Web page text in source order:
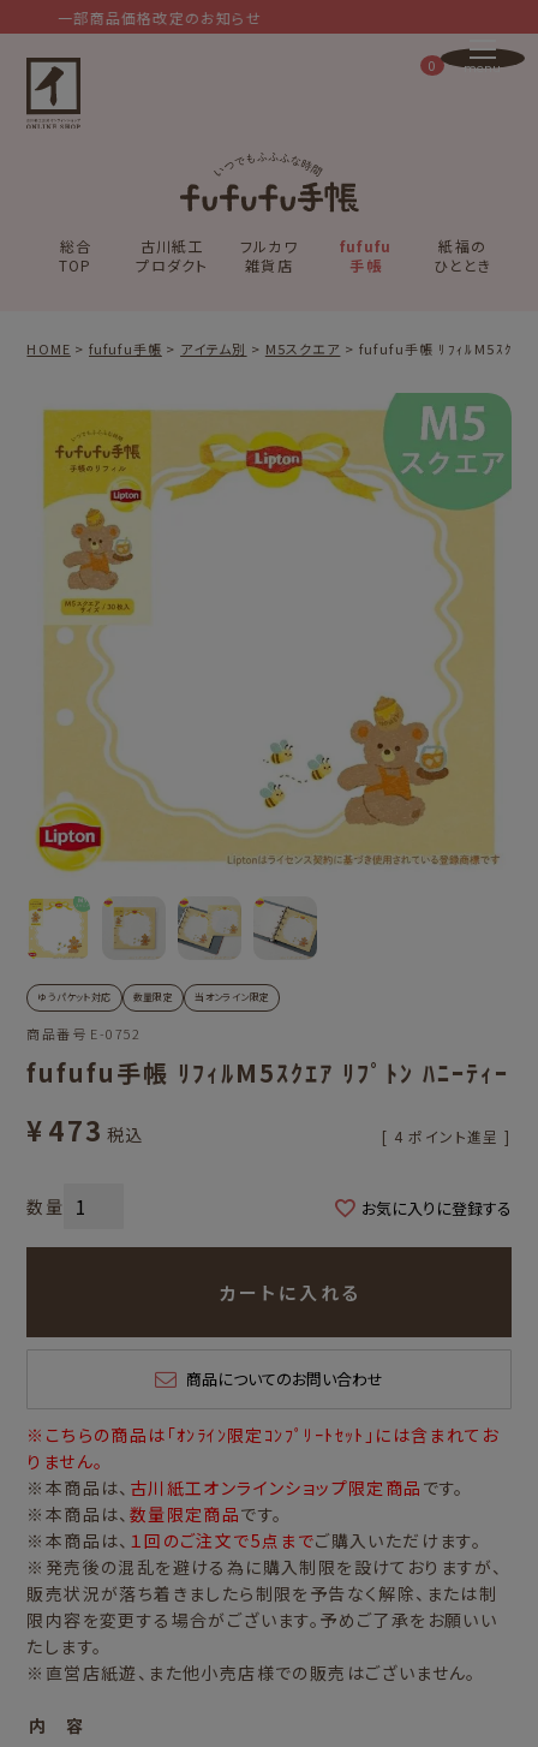
一部商品価格改定のお知らせ
総合
TOP
古川紙工
プロダクト
フルカワ
雑貨店
fufufu
手帳
紙福の
ひととき
0
HOME fufufu手帳 アイテム別 M5スクエア fufufu手帳 ﾘﾌｨﾙM5ｽｸｴｱ
ゆうパケット対応 数量限定 当オンライン限定
商品番号 E-0752
fufufu手帳 ﾘﾌｨﾙM5ｽｸｴｱ ﾘﾌﾟﾄﾝ ﾊﾆｰﾃｨｰ
¥473 税込 [ 4 ポイント進呈 ]
お気に入りに登録する
カートに入れる
商品についてのお問い合わせ
※こちらの商品は「ｵﾝﾗｲﾝ限定ｺﾝﾌﾟﾘｰﾄｾｯﾄ」には含まれてお
りません。
※本商品は、 古川紙工オンラインショップ限定商品 です。
※本商品は、 数量限定商品です。
※本商品は、 １回のご注文で5点までご購入いただけます。
※発売後の混乱を避ける為に購入制限を設けておりますが、
販売状況が落ち着きましたら制限を予告なく解除、または制
限内容を変更する場合がございます。予めご了承をお願いい
たします。
※直営店紙遊、また他小売店様での販売はございません。
内 容